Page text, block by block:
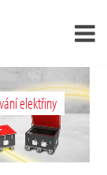
›
elektřiny